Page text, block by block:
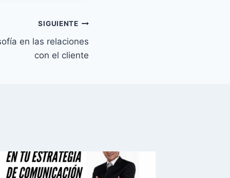
SIGUIENTE
en las relaciones
con el cliente